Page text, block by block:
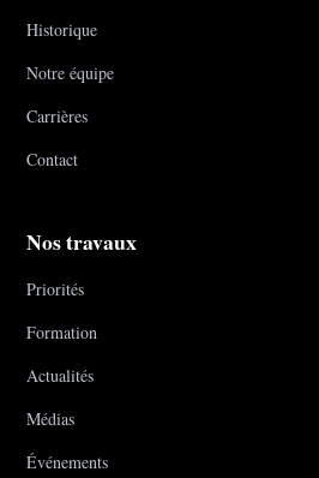
Historique
Notre équipe
Carrières
Contact
Nos travaux
Priorités
Formation
Actualités
Médias
Événements